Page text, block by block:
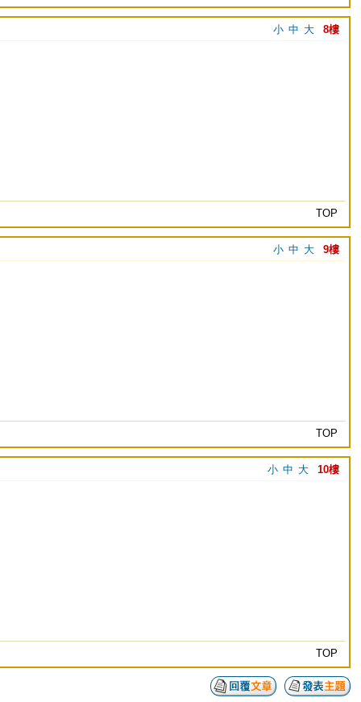
8樓
大
中
小
TOP
9樓
大
中
小
TOP
10樓
大
中
小
TOP